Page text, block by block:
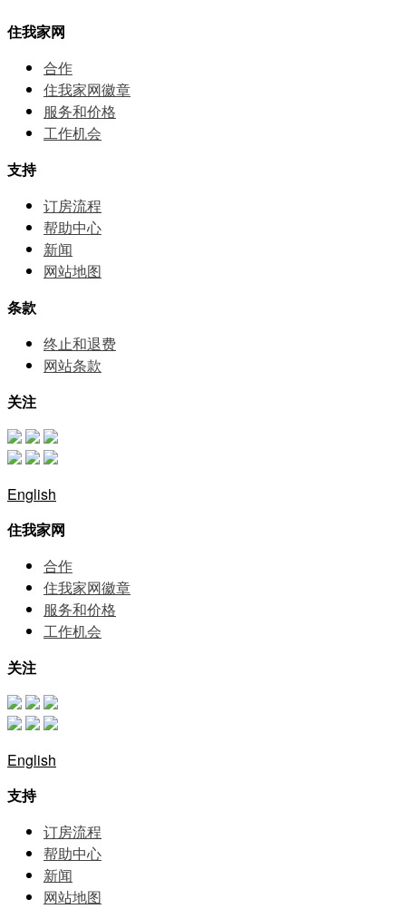
住我家网
合作
住我家网徽章
服务和价格
⼯作机会
支持
订房流程
帮助中⼼
新闻
网站地图
条款
终止和退费
网站条款
关注
English
住我家网
合作
住我家网徽章
服务和价格
⼯作机会
关注
English
支持
订房流程
帮助中⼼
新闻
网站地图